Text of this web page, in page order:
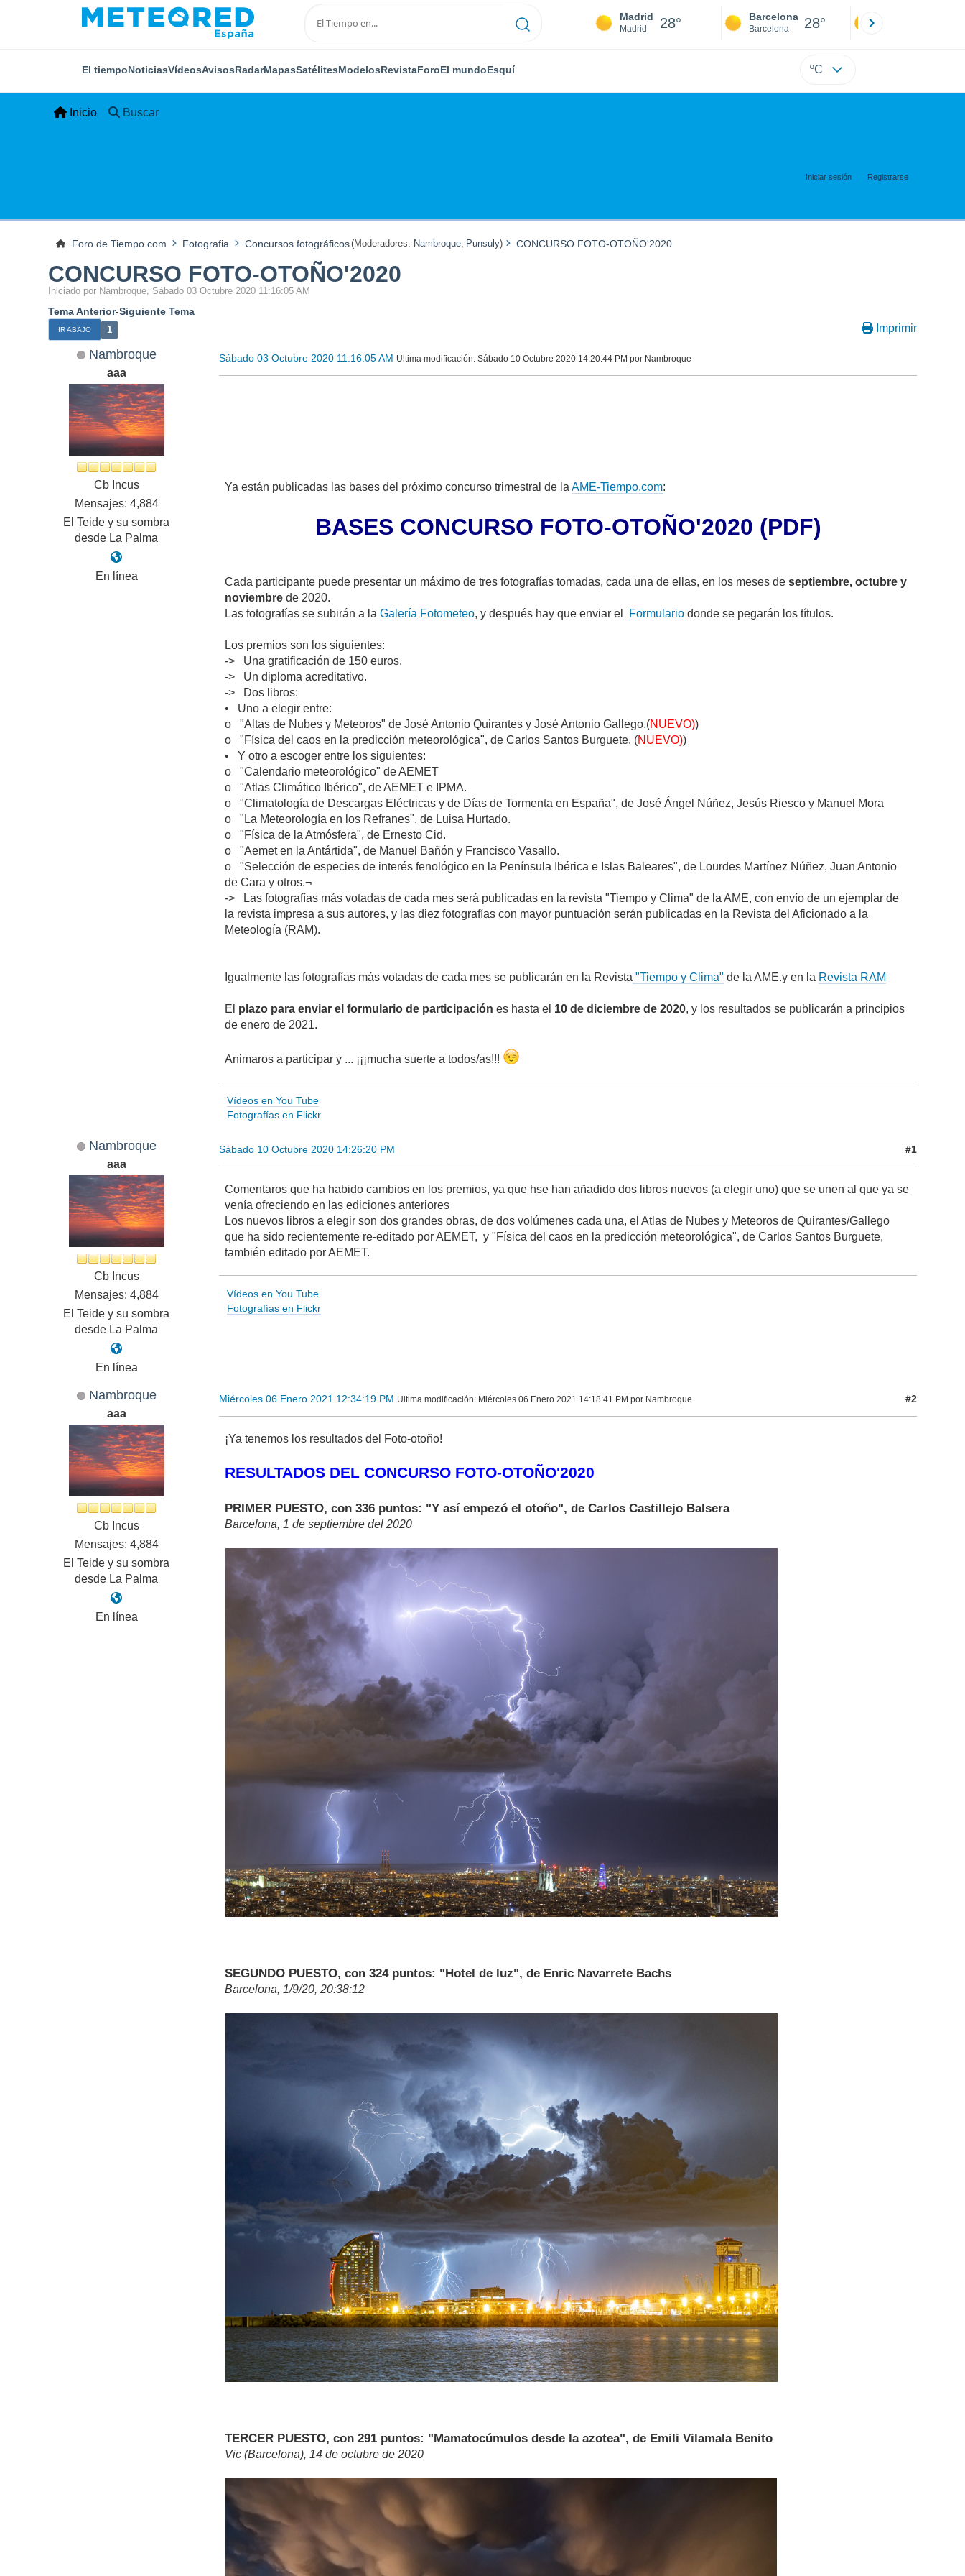
Madrid
Madrid 28° Barcelona
Barcelona 28°
El tiempoNoticiasVídeosAvisosRadarMapasSatélitesModelosRevistaForoEl mundoEsquí ºC
Inicio Buscar
Iniciar sesión Registrarse
Foro de Tiempo.com Fotografia Concursos fotográficos(Moderadores: Nambroque, Punsuly) CONCURSO FOTO-OTOÑO'2020
CONCURSO FOTO-OTOÑO'2020
Iniciado por Nambroque, Sábado 03 Octubre 2020 11:16:05 AM
Tema Anterior-Siguiente Tema
IR ABAJO 1 Imprimir
Nambroque
aaa
Cb Incus
Mensajes: 4,884
El Teide y su sombra
desde La Palma
En línea
Sábado 03 Octubre 2020 11:16:05 AM Ultima modificación: Sábado 10 Octubre 2020 14:20:44 PM por Nambroque
Ya están publicadas las bases del próximo concurso trimestral de laAME-Tiempo.com:
BASES CONCURSO FOTO-OTOÑO'2020 (PDF)
Cada participante puede presentar un máximo de tres fotografías tomadas, cada una de ellas, en los meses deseptiembre, octubre y
noviembre de 2020.
Las fotografías se subirán a laGalería Fotometeo, y después hay que enviar el Formulario donde se pegarán los títulos.
Los premios son los siguientes:
-> Una gratificación de 150 euros.
-> Un diploma acreditativo.
-> Dos libros:
• Uno a elegir entre:
o "Altas de Nubes y Meteoros" de José Antonio Quirantes y José Antonio Gallego.(NUEVO))
o "Física del caos en la predicción meteorológica", de Carlos Santos Burguete. (NUEVO))
• Y otro a escoger entre los siguientes:
o "Calendario meteorológico" de AEMET
o "Atlas Climático Ibérico", de AEMET e IPMA.
o "Climatología de Descargas Eléctricas y de Días de Tormenta en España", de José Ángel Núñez, Jesús Riesco y Manuel Mora
o "La Meteorología en los Refranes", de Luisa Hurtado.
o "Física de la Atmósfera", de Ernesto Cid.
o "Aemet en la Antártida", de Manuel Bañón y Francisco Vasallo.
o "Selección de especies de interés fenológico en la Península Ibérica e Islas Baleares", de Lourdes Martínez Núñez, Juan Antonio
de Cara y otros.¬
-> Las fotografías más votadas de cada mes será publicadas en la revista "Tiempo y Clima" de la AME, con envío de un ejemplar de
la revista impresa a sus autores, y las diez fotografías con mayor puntuación serán publicadas en la Revista del Aficionado a la
Meteología (RAM).
Igualmente las fotografías más votadas de cada mes se publicarán en la Revista "Tiempo y Clima" de la AME.y en la Revista RAM
El plazo para enviar el formulario de participación es hasta el 10 de diciembre de 2020, y los resultados se publicarán a principios
de enero de 2021.
Animaros a participar y ... ¡¡¡mucha suerte a todos/as!!!
Vídeos en You Tube
Fotografías en Flickr
Nambroque
aaa
Cb Incus
Mensajes: 4,884
El Teide y su sombra
desde La Palma
En línea
Sábado 10 Octubre 2020 14:26:20 PM #1
Comentaros que ha habido cambios en los premios, ya que hse han añadido dos libros nuevos (a elegir uno) que se unen al que ya se
venía ofreciendo en las ediciones anteriores
Los nuevos libros a elegir son dos grandes obras, de dos volúmenes cada una, el Atlas de Nubes y Meteoros de Quirantes/Gallego
que ha sido recientemente re-editado por AEMET, y "Física del caos en la predicción meteorológica", de Carlos Santos Burguete,
también editado por AEMET.
Vídeos en You Tube
Fotografías en Flickr
Nambroque
aaa
Cb Incus
Mensajes: 4,884
El Teide y su sombra
desde La Palma
En línea
Miércoles 06 Enero 2021 12:34:19 PM Ultima modificación: Miércoles 06 Enero 2021 14:18:41 PM por Nambroque #2
¡Ya tenemos los resultados del Foto-otoño!
RESULTADOS DEL CONCURSO FOTO-OTOÑO'2020
PRIMER PUESTO, con 336 puntos: "Y así empezó el otoño", de Carlos Castillejo Balsera
Barcelona, 1 de septiembre del 2020
SEGUNDO PUESTO, con 324 puntos: "Hotel de luz", de Enric Navarrete Bachs
Barcelona, 1/9/20, 20:38:12
TERCER PUESTO, con 291 puntos: "Mamatocúmulos desde la azotea", de Emili Vilamala Benito
Vic (Barcelona), 14 de octubre de 2020